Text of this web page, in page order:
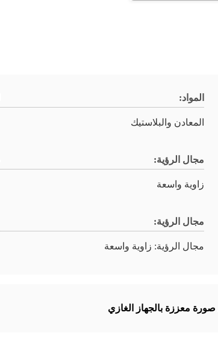
المواد:
المعادن والبلاستيك
مجال الرؤية:
زاوية واسعة
مجال الرؤية:
مجال الرؤية: زاوية واسعة
صورة معززة بالجهاز الغازي